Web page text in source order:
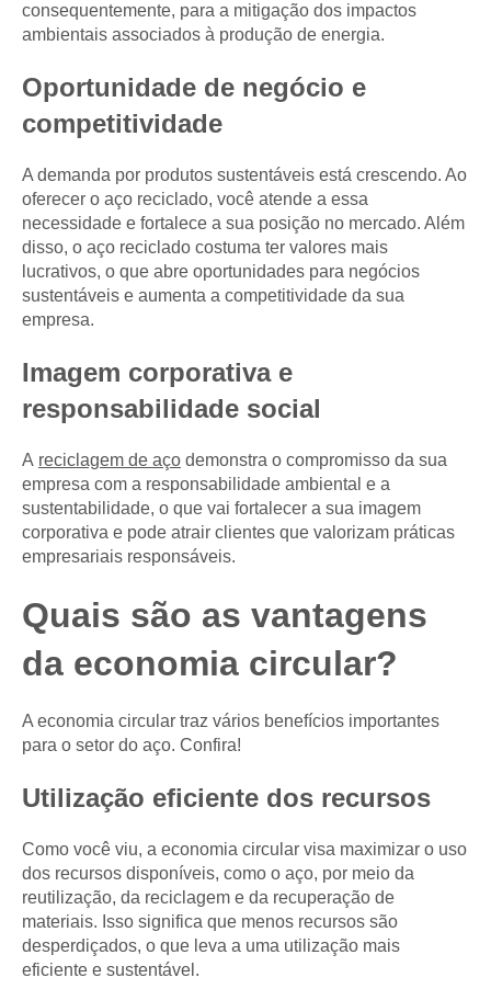
consequentemente, para a mitigação dos impactos
ambientais associados à produção de energia.
Oportunidade de negócio e
competitividade
A demanda por produtos sustentáveis está crescendo. Ao
oferecer o aço reciclado, você atende a essa
necessidade e fortalece a sua posição no mercado. Além
disso, o aço reciclado costuma ter valores mais
lucrativos, o que abre oportunidades para negócios
sustentáveis e aumenta a competitividade da sua
empresa.
Imagem corporativa e
responsabilidade social
A reciclagem de aço demonstra o compromisso da sua
empresa com a responsabilidade ambiental e a
sustentabilidade, o que vai fortalecer a sua imagem
corporativa e pode atrair clientes que valorizam práticas
empresariais responsáveis.
Quais são as vantagens
da economia circular?
A economia circular traz vários benefícios importantes
para o setor do aço. Confira!
Utilização eficiente dos recursos
Como você viu, a economia circular visa maximizar o uso
dos recursos disponíveis, como o aço, por meio da
reutilização, da reciclagem e da recuperação de
materiais. Isso significa que menos recursos são
desperdiçados, o que leva a uma utilização mais
eficiente e sustentável.